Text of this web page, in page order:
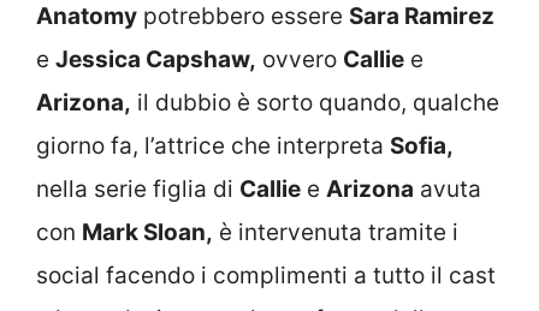
Anatomy potrebbero essere Sara Ramirez
e Jessica Capshaw, ovvero Callie e
Arizona, il dubbio è sorto quando, qualche
giorno fa, l’attrice che interpreta Sofia,
nella serie figlia di Callie e Arizona avuta
con Mark Sloan, è intervenuta tramite i
social facendo i complimenti a tutto il cast